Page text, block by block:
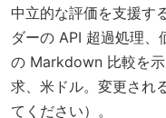
中立的な評価を支援す
ダーの API 超過処理、
の Markdown 比較を
求、米ドル。変更され
てください）。